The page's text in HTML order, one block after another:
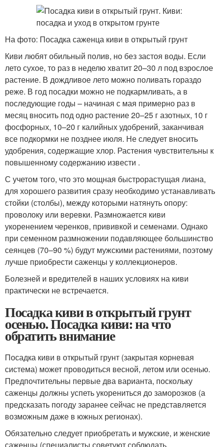
На фото: Посадка саженца киви в открытый грунт
Киви любят обильный полив, но без застоя воды. Если
лето сухое, то раз в неделю хватит 20–30 л под взрослое
растение. В дождливое лето можно поливать гораздо
реже. В год посадки можно не подкармливать, а в
последующие годы – начиная с мая примерно раз в
месяц вносить под одно растение 20–25 г азотных, 10 г
фосфорных, 10–20 г калийных удобрений, заканчивая
все подкормки не позднее июля. Не следует вносить
удобрения, содержащие хлор. Растения чувствительны к
повышенному содержанию извести .
С учетом того, что это мощная быстрорастущая лиана,
для хорошего развития сразу необходимо устанавливать
стойки (столбы), между которыми натянуть опору:
проволоку или веревки. Размножается киви
укоренением черенков, прививкой и семенами. Однако
при семенном размножении подавляющее большинство
сеянцев (70–90 %) будут мужскими растениями, поэтому
лучше приобрести саженцы у коллекционеров.
Болезней и вредителей в наших условиях на киви
практически не встречается.
Посадка киви в открытый грунт
осенью. Посадка киви: на что
обратить внимание
Посадка киви в открытый грунт (закрытая корневая
система) может проводиться весной, летом или осенью.
Предпочтительны первые два варианта, поскольку
саженцы должны успеть укорениться до заморозков (а
предсказать погоду заранее сейчас не представляется
возможным даже в южных регионах).
Обязательно следует приобретать и мужские, и женские